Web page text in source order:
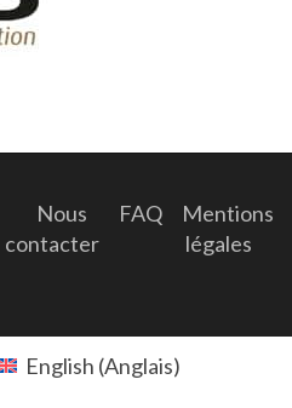
Nous
contacter
FAQ
Mentions
légales
English (Anglais)